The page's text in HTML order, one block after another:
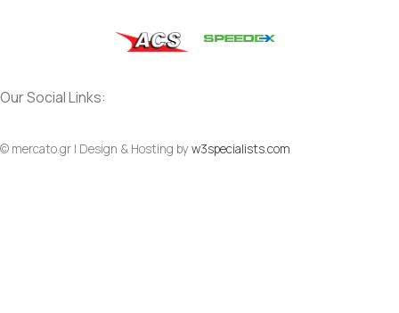
Our Social Links:
© mercato.gr | Design & Hosting by w3specialists.com